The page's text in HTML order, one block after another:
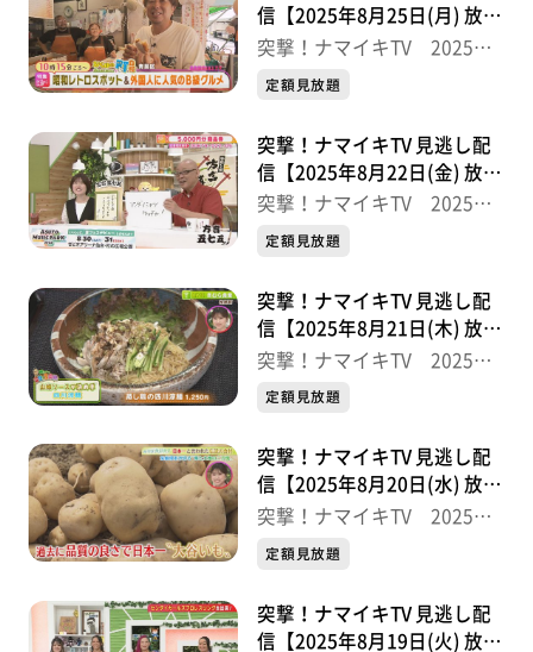
信【2025年8月25日(月) 放送
分】
突撃！ナマイキTV 2025後
半
定額見放題
突撃！ナマイキTV 見逃し配
信【2025年8月22日(金) 放送
分】
突撃！ナマイキTV 2025後
半
定額見放題
突撃！ナマイキTV 見逃し配
信【2025年8月21日(木) 放送
分】
突撃！ナマイキTV 2025後
半
定額見放題
突撃！ナマイキTV 見逃し配
信【2025年8月20日(水) 放送
分】
突撃！ナマイキTV 2025後
半
定額見放題
突撃！ナマイキTV 見逃し配
信【2025年8月19日(火) 放送